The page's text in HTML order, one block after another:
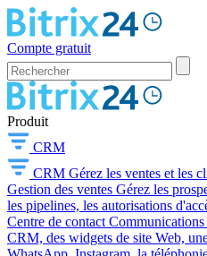
Compte gratuit
Produit
CRM
CRM Gérez les ventes et les
Gestion des ventes Gérez les
les pipelines, les autorisations
Centre de contact
CRM, des widgets de site Web,